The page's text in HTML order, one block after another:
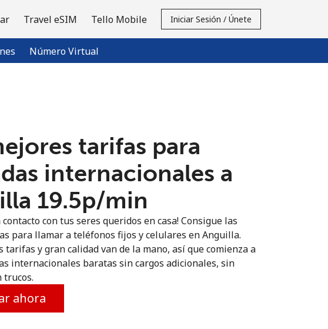
Número Virtual
Travel eSIM Tello Mobile Iniciar Sesión / Únete
→
tarifas para
internacionales a
⁦19.5p⁩/min
con tus seres queridos en casa! Consigue las
para llamar a teléfonos fijos y celulares en Anguilla.
tarifas y gran calidad van de la mano, así que comienza a
internacionales baratas sin cargos adicionales, sin
trucos.
ahora